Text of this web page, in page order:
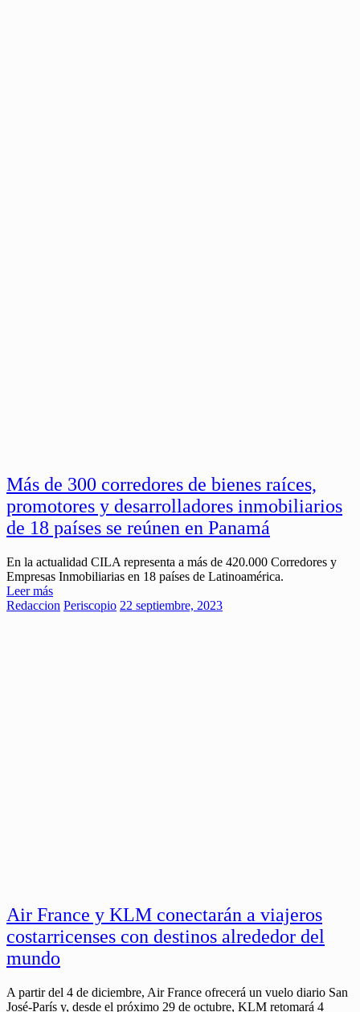
Más de 300 corredores de bienes raíces,
promotores y desarrolladores inmobiliarios
de 18 países se reúnen en Panamá
En la actualidad CILA representa a más de 420.000 Corredores y
Empresas Inmobiliarias en 18 países de Latinoamérica.
Leer más
Redaccion Periscopio 22 septiembre, 2023
Air France y KLM conectarán a viajeros
costarricenses con destinos alrededor del
mundo
A partir del 4 de diciembre, Air France ofrecerá un vuelo diario San
José-París y, desde el próximo 29 de octubre, KLM retomará 4